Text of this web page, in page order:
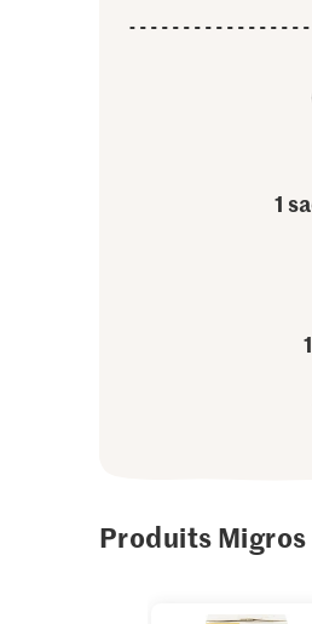
1
Produits